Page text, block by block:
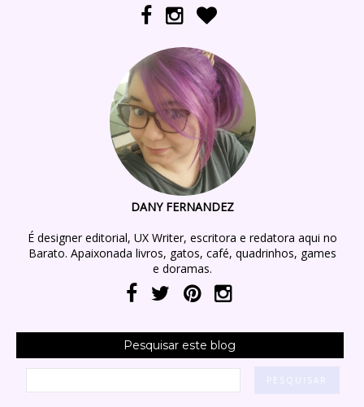
DANY FERNANDEZ
É designer editorial, UX Writer, escritora e redatora aqui no
Barato. Apaixonada livros, gatos, café, quadrinhos, games
e doramas.
Pesquisar este blog